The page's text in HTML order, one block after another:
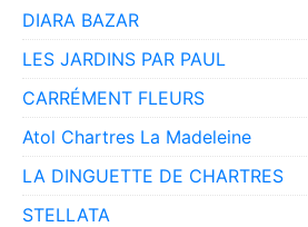
DIARA BAZAR
LES JARDINS PAR PAUL
CARRÉMENT FLEURS
Atol Chartres La Madeleine
LA DINGUETTE DE CHARTRES
STELLATA